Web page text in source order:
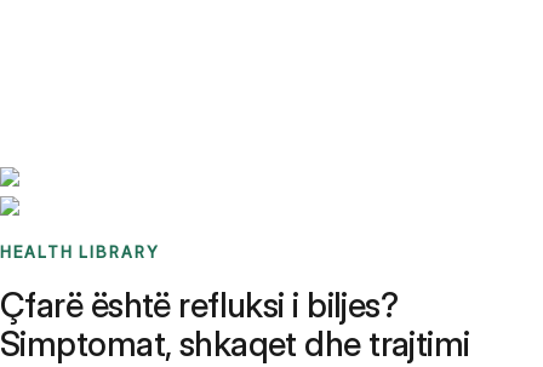
HEALTH LIBRARY
Çfarë është refluksi i biljes?
Simptomat, shkaqet dhe trajtimi